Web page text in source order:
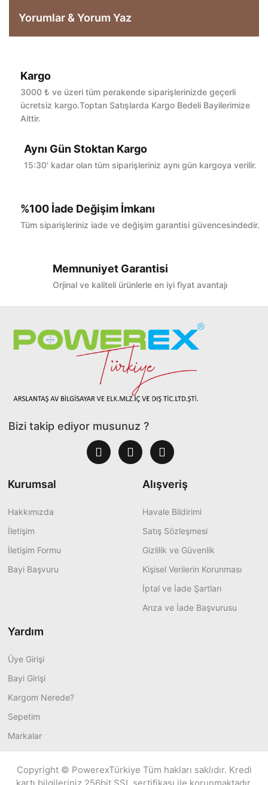
Yorumlar & Yorum Yaz
Bu ürüne ilk yorumu siz yapın!
Kargo
3000 ₺ ve üzeri tüm perakende siparişlerinizde geçerli
ücretsiz kargo.Toptan Satışlarda Kargo Bedeli Bayilerimize
Aittir.
Aynı Gün Stoktan Kargo
15:30' kadar olan tüm siparişleriniz aynı gün kargoya verilir.
%100 İade Değişim İmkanı
Tüm siparişleriniz iade ve değişim garantisi güvencesindedir.
Memnuniyet Garantisi
Orjinal ve kaliteli ürünlerle en iyi fiyat avantajı
Bizi takip ediyor musunuz ?
Kurumsal
Hakkımızda
İletişim
İletişim Formu
Bayi Başvuru
Alışveriş
Havale Bildirimi
Satış Sözleşmesi
Gizlilik ve Güvenlik
Kişisel Verilerin Korunması
İptal ve İade Şartları
Arıza ve İade Başvurusu
Yardım
Üye Girişi
Bayi Girişi
Kargom Nerede?
Sepetim
Markalar
Copyright © PowerexTürkiye Tüm hakları saklıdır. Kredi
kartı bilgileriniz 256bit SSL sertifikası ile korunmaktadır.